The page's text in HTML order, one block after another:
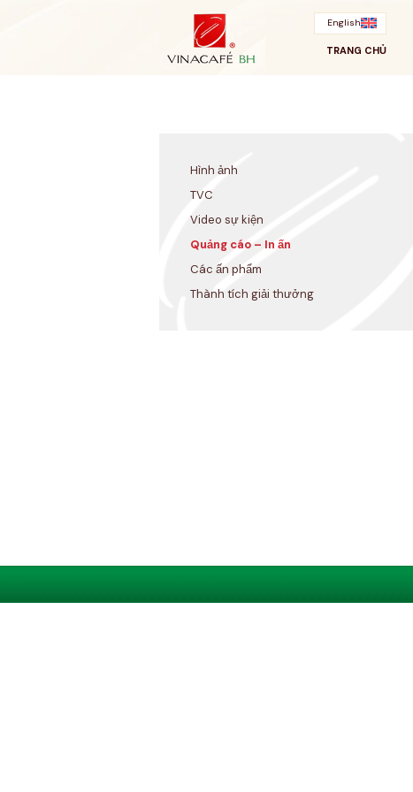
English
TRANG CHỦ
Hình ảnh
TVC
Video sự kiện
Quảng cáo – In ấn
Các ấn phẩm
Thành tích giải thưởng